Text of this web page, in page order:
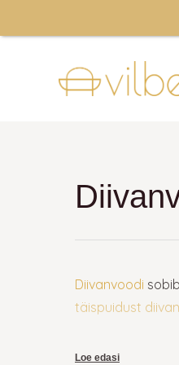
to
Diivanvoodi
täispuidust
Lahtikäiv